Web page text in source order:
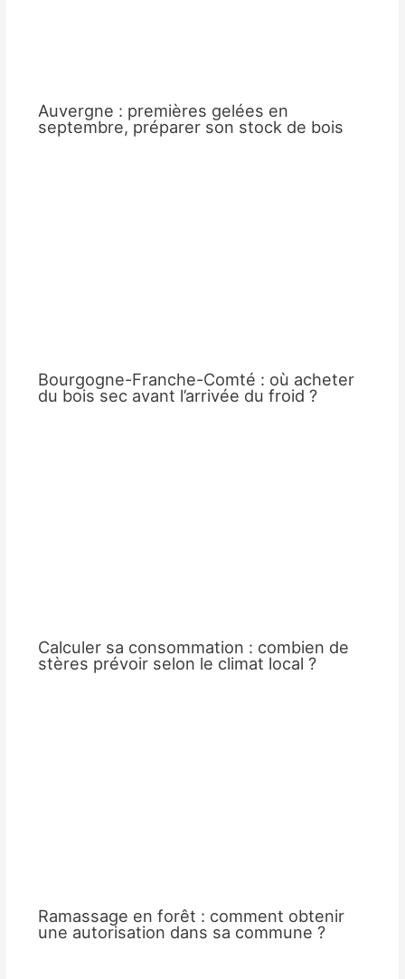
Auvergne : premières gelées en
septembre, préparer son stock de bois
Bourgogne-Franche-Comté : où acheter
du bois sec avant l’arrivée du froid ?
Calculer sa consommation : combien de
stères prévoir selon le climat local ?
Ramassage en forêt : comment obtenir
une autorisation dans sa commune ?